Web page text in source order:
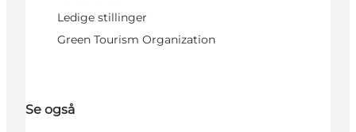
Ledige stillinger
Green Tourism Organization
Se også